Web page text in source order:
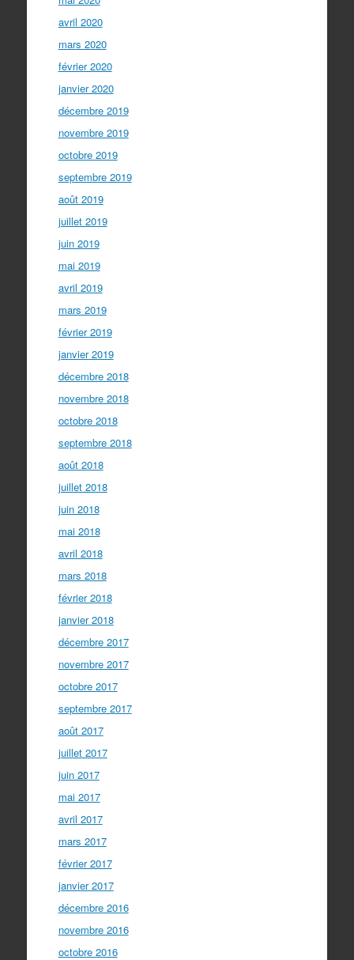
avril 2020
mars 2020
février 2020
janvier 2020
décembre 2019
novembre 2019
octobre 2019
septembre 2019
août 2019
juillet 2019
juin 2019
mai 2019
avril 2019
mars 2019
février 2019
janvier 2019
décembre 2018
novembre 2018
octobre 2018
septembre 2018
août 2018
juillet 2018
juin 2018
mai 2018
avril 2018
mars 2018
février 2018
janvier 2018
décembre 2017
novembre 2017
octobre 2017
septembre 2017
août 2017
juillet 2017
juin 2017
mai 2017
avril 2017
mars 2017
février 2017
janvier 2017
décembre 2016
novembre 2016
octobre 2016